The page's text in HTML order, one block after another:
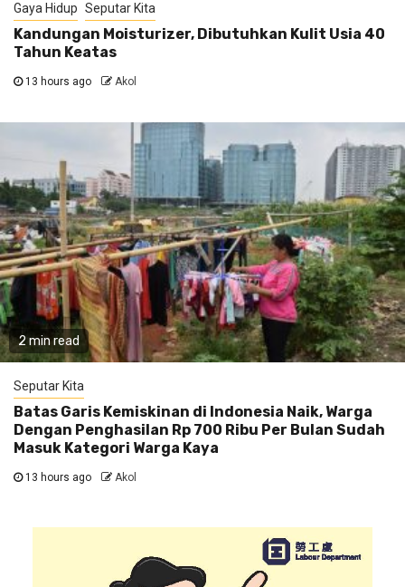
Gaya Hidup Seputar Kita
Kandungan Moisturizer, Dibutuhkan Kulit Usia 40
Tahun Keatas
13 hours ago Akol
2 min read
Seputar Kita
Batas Garis Kemiskinan di Indonesia Naik, Warga
Dengan Penghasilan Rp 700 Ribu Per Bulan Sudah
Masuk Kategori Warga Kaya
13 hours ago Akol